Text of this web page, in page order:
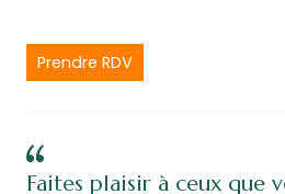
Prendre RDV
Faites plaisir à ceux que